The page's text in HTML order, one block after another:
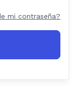
mi contraseña?